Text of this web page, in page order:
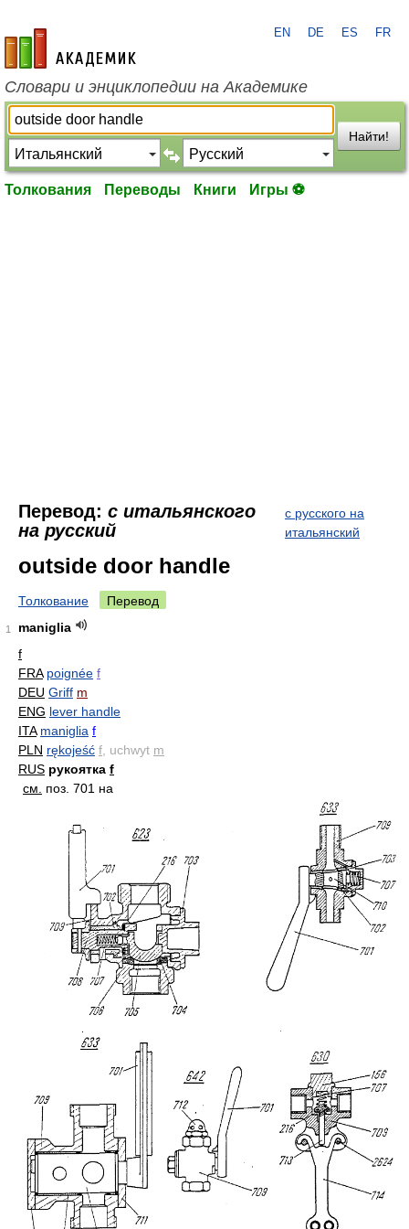
academic.ru
EN DE ES FR
Словари и энциклопедии на Академике
Найти!
Толкования Переводы Книги Игры ⚽
Перевод: с итальянского
на русский
с русского на
итальянский
outside door handle
Толкование Перевод
1
maniglia
f
FRA poignée f
DEU Griff m
ENG lever handle
ITA maniglia f
PLN rękojeść f , uchwyt m
RUS рукоятка f
см.
поз. 701 на